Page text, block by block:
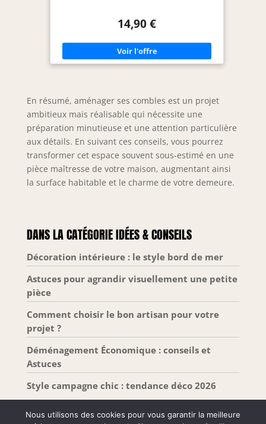
14,90 €
En résumé, aménager ses combles est un projet
ambitieux mais réalisable qui nécessite une
préparation minutieuse et une attention particulière
aux détails. En suivant ces conseils, vous pourrez
transformer cet espace souvent sous-estimé en une
pièce maîtresse de votre maison, augmentant ainsi
la surface habitable et le charme de votre demeure.
DANS LA CATÉGORIE IDÉES & CONSEILS
Décoration intérieure : le style bord de mer
Astuces pour agrandir visuellement une petite
pièce
Comment choisir le bon artisan pour votre
projet ?
Déménagement Économique : conseils et
Astuces
Style campagne chic : tendance déco 2026
Nous utilisons des cookies pour vous garantir la meilleure